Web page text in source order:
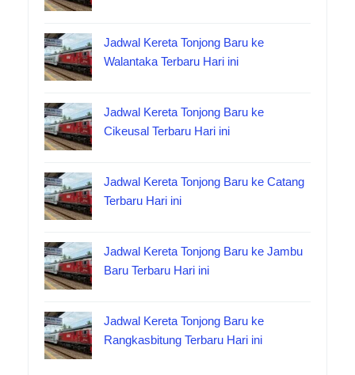
Jadwal Kereta Tonjong Baru ke
Walantaka Terbaru Hari ini
Jadwal Kereta Tonjong Baru ke
Cikeusal Terbaru Hari ini
Jadwal Kereta Tonjong Baru ke Catang
Terbaru Hari ini
Jadwal Kereta Tonjong Baru ke Jambu
Baru Terbaru Hari ini
Jadwal Kereta Tonjong Baru ke
Rangkasbitung Terbaru Hari ini